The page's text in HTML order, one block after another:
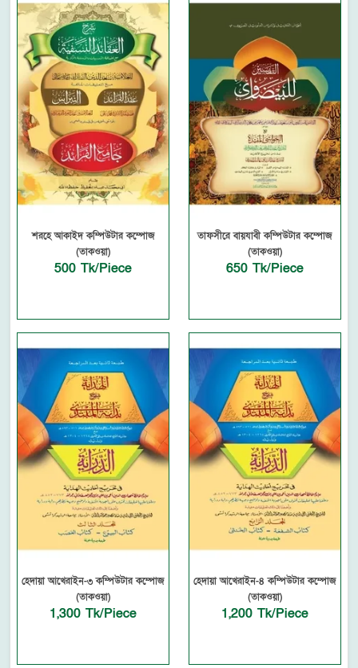
শরহে আকাইদ কম্পিউটার কম্পোজ
(তাকওয়া)
500 Tk/Piece
তাফসীরে বায়যাবী কম্পিউটার কম্পোজ
(তাকওয়া)
650 Tk/Piece
হেদায়া আখেরাইন-৩ কম্পিউটার কম্পোজ
(তাকওয়া)
1,300 Tk/Piece
হেদায়া আখেরাইন-৪ কম্পিউটার কম্পোজ
(তাকওয়া)
1,200 Tk/Piece